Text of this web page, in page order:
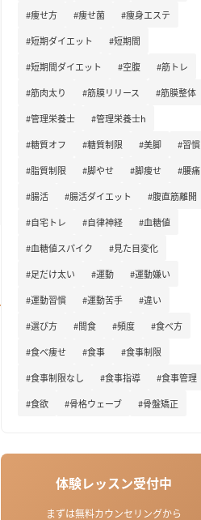
#痩せ方
#痩せ菌
#痩身エステ
#短期ダイエット
#短期間
#短期間ダイエット
#空腹
#筋トレ
#筋肉太り
#筋膜リリース
#筋膜整体
#管理栄養士
#管理栄養士h
#糖質オフ
#糖質制限 #美脚
#習慣
#脂質制限
#脚やせ #脚痩せ
#腰痛
#腸活
#腸活ダイエット
#腹直筋離開
#自宅トレ
#自律神経
#血糖値
#血糖値スパイク
#見た目変化
#足だけ太い
#運動
#運動嫌い
#運動習慣
#運動苦手
#違い
#選び方
#間食 #頻度
#食べ方
#食べ痩せ
#食事
#食事制限
#食事制限なし
#食事指導
#食事管理
#食欲
#骨格ウェーブ #骨盤矯正
体験レッスン受付中
まずは無料カウンセリングから